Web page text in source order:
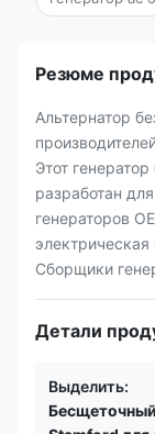
Резюме
Альтернатор
Этот
разработан
генераторов
Сборщики
Детали
Выделить: